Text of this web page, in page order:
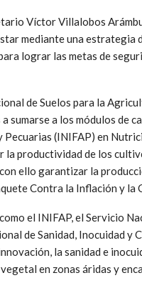
Víctor Villalobos
mediante una estrategia
lograr las metas de
de Suelos para la
sumarse a los módulos de
(INIFAP) en
la productividad de los
ello garantizar la
Contra la Inflación y la
el INIFAP, el Servicio
de Sanidad, Inocuidad y
la sanidad e
en zonas áridas y